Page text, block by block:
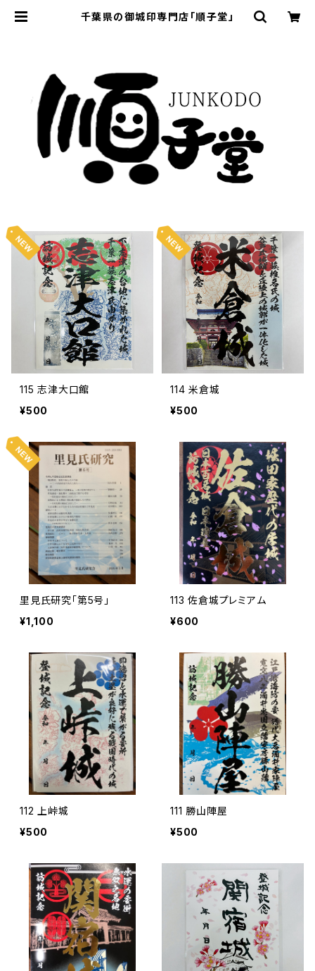
千葉県の御城印専門店「順子堂」
115 志津大口館
¥500
114 米倉城
¥500
里見氏研究「第5号」
¥1,100
113 佐倉城プレミアム
¥600
112 上峠城
¥500
111 勝山陣屋
¥500